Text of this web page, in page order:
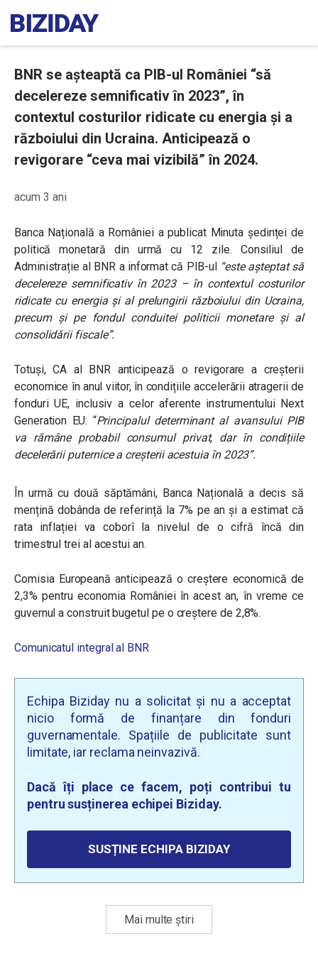
BNR se așteaptă ca PIB-ul României “să
decelereze semnificativ în 2023”, în
contextul costurilor ridicate cu energia și a
războiului din Ucraina. Anticipează o
revigorare “ceva mai vizibilă” în 2024.
acum 3 ani
Banca Națională a României a publicat Minuta ședinței de
politică monetară din urmă cu 12 zile. Consiliul de
Administrație al BNR a informat că PIB-ul “este așteptat să
decelereze semnificativ în 2023 – în contextul costurilor
ridicate cu energia și al prelungirii războiului din Ucraina,
precum și pe fondul conduitei politicii monetare și al
consolidării fiscale”.
Totuși, CA al BNR anticipează o revigorare a creșterii
economice în anul viitor, în condițiile accelerării atragerii de
fonduri UE, inclusiv a celor aferente instrumentului Next
Generation EU: “Principalul determinant al avansului PIB
va rămâne probabil consumul privat, dar în condițiile
decelerării puternice a creșterii acestuia în 2023”.
În urmă cu două săptămâni, Banca Națională a decis să
mențină dobânda de referință la 7% pe an și a estimat că
rata inflației va coborî la nivelul de o cifră încă din
trimestrul trei al acestui an.
Comisia Europeană anticipează o creștere economică de
2,3% pentru economia României în acest an, în vreme ce
guvernul a construit bugetul pe o creștere de 2,8%.
Comunicatul integral al BNR
Echipa Biziday nu a solicitat și nu a acceptat
nicio formă de finanțare din fonduri
guvernamentale. Spațiile de publicitate sunt
limitate, iar reclama neinvazivă.
Dacă îți place ce facem, poți contribui tu
pentru susținerea echipei Biziday.
SUSȚINE ECHIPA BIZIDAY
Mai multe știri